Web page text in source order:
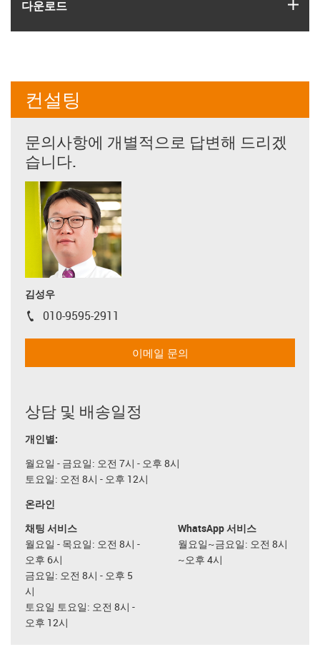
다운로드
컨설팅
문의사항에 개별적으로 답변해 드리겠
습니다.
김성우
igus-icon-phone
010-9595-2911
이메일 문의
상담 및 배송일정
개인별:
월요일 - 금요일: 오전 7시 - 오후 8시
토요일: 오전 8시 - 오후 12시
온라인
채팅 서비스
월요일 - 목요일: 오전 8시 -
오후 6시
금요일: 오전 8시 - 오후 5
시
토요일 토요일: 오전 8시 -
오후 12시
WhatsApp 서비스
월요일~금요일: 오전 8시
~오후 4시